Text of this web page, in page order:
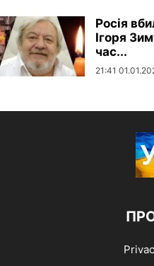
Росія
Ігоря
час...
21:41